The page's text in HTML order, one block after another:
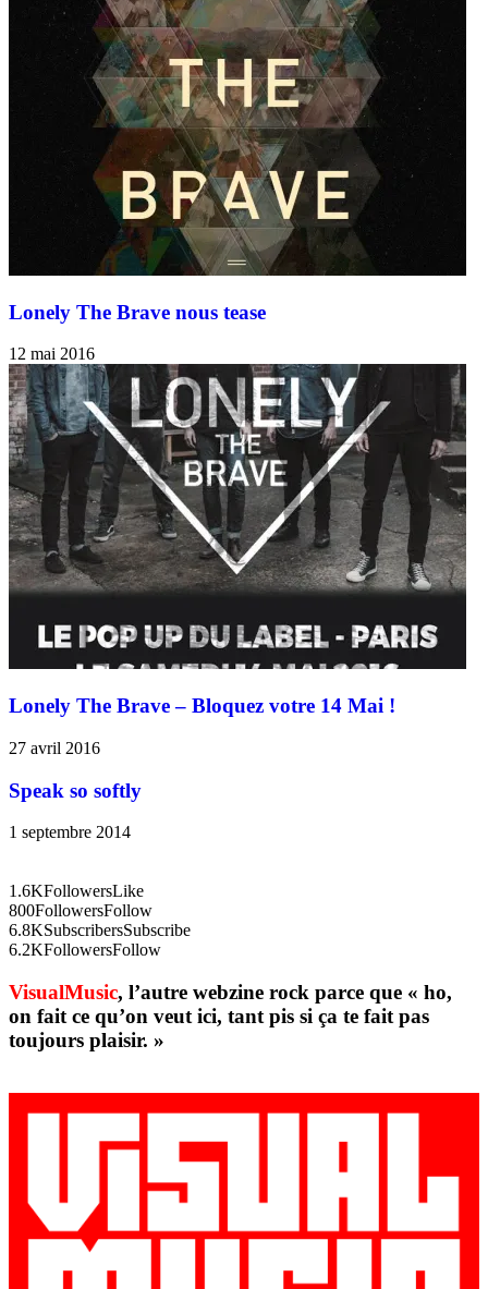
Lonely The Brave nous tease
12 mai 2016
Lonely The Brave – Bloquez votre 14 Mai !
27 avril 2016
Speak so softly
1 septembre 2014
1.6KFollowersLike
800FollowersFollow
6.8KSubscribersSubscribe
6.2KFollowersFollow
VisualMusic, l’autre webzine rock parce que « ho,
on fait ce qu’on veut ici, tant pis si ça te fait pas
toujours plaisir. »